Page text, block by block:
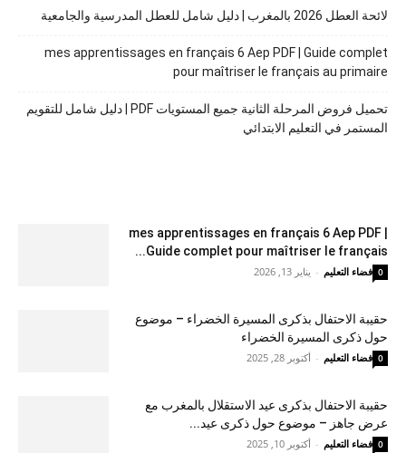
لائحة العطل 2026 بالمغرب | دليل شامل للعطل المدرسية والجامعية
mes apprentissages en français 6 Aep PDF | Guide complet
pour maîtriser le français au primaire
تحميل فروض المرحلة الثانية جميع المستويات PDF | دليل شامل للتقويم
المستمر في التعليم الابتدائي
mes apprentissages en français 6 Aep PDF |
Guide complet pour maîtriser le français...
فضاء التعليم - يناير 13, 2026 0
حقيبة الاحتفال بذكرى المسيرة الخضراء – موضوع
حول ذكرى المسيرة الخضراء
فضاء التعليم - أكتوبر 28, 2025 0
حقيبة الاحتفال بذكرى عيد الاستقلال بالمغرب مع
عرض جاهز – موضوع حول ذكرى عيد...
فضاء التعليم - أكتوبر 10, 2025 0